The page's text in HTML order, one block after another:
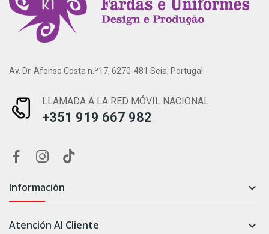
Av. Dr. Afonso Costa n.º17, 6270-481 Seia, Portugal
LLAMADA A LA RED MÓVIL NACIONAL
+351 919 667 982
Información 
Atención Al Cliente 